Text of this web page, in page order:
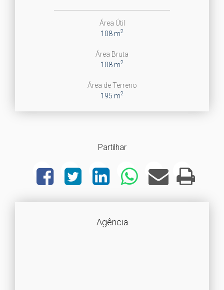
Área Útil
108 m2
Área Bruta
108 m2
Área de Terreno
195 m2
Partilhar
Agência